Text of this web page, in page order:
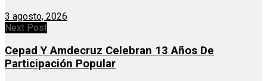
3 agosto, 2026
Next Post
Cepad Y Amdecruz Celebran 13 Años De
Participación Popular